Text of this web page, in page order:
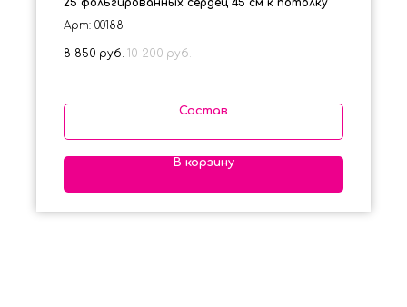
Арт: 00188
8 850 руб. 10 200 руб.
Состав
В корзину